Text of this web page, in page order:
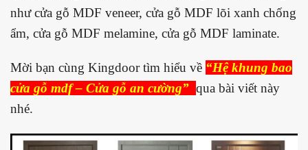
như cửa gỗ MDF veneer, cửa gỗ MDF lõi xanh chống
ẩm, cửa gỗ MDF melamine, cửa gỗ MDF laminate.
Mời bạn cùng Kingdoor tìm hiểu về “Hệ khung bao
cửa gỗ mdf – Cửa gỗ an cường” qua bài viết này
nhé.